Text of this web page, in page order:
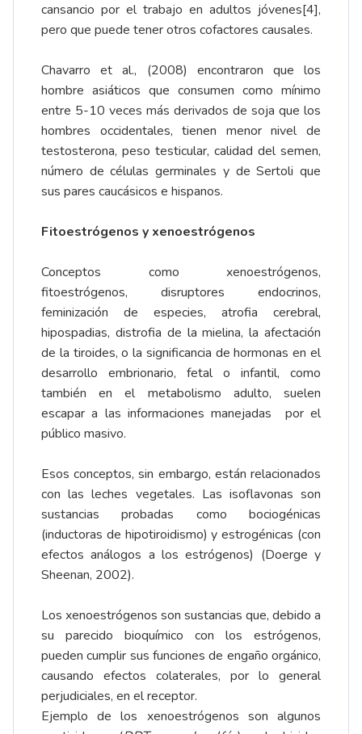
cansancio por el trabajo en adultos jóvenes[4],
pero que puede tener otros cofactores causales.
Chavarro et al., (2008) encontraron que los
hombre asiáticos que consumen como mínimo
entre 5-10 veces más derivados de soja que los
hombres occidentales, tienen menor nivel de
testosterona, peso testicular, calidad del semen,
número de células germinales y de Sertoli que
sus pares caucásicos e hispanos.
Fitoestrógenos y xenoestrógenos
Conceptos como xenoestrógenos,
fitoestrógenos, disruptores endocrinos,
feminización de especies, atrofia cerebral,
hipospadias, distrofia de la mielina, la afectación
de la tiroides, o la significancia de hormonas en el
desarrollo embrionario, fetal o infantil, como
también en el metabolismo adulto, suelen
escapar a las informaciones manejadas por el
público masivo.
Esos conceptos, sin embargo, están relacionados
con las leches vegetales. Las isoflavonas son
sustancias probadas como bociogénicas
(inductoras de hipotiroidismo) y estrogénicas (con
efectos análogos a los estrógenos) (Doerge y
Sheenan, 2002).
Los xenoestrógenos son sustancias que, debido a
su parecido bioquímico con los estrógenos,
pueden cumplir sus funciones de engaño orgánico,
causando efectos colaterales, por lo general
perjudiciales, en el receptor.
Ejemplo de los xenoestrógenos son algunos